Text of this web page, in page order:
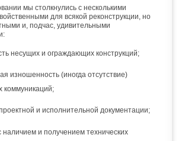
мы столкнулись с несколькими
для всякой реконструкции, но
и, подчас, удивительными
несущих и ограждающих конструкций;
изношенность (иногда отсутствие)
коммуникаций;
и исполнительной документации;
наличием и получением технических